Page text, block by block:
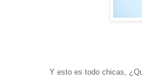
Y esto es todo chicas,